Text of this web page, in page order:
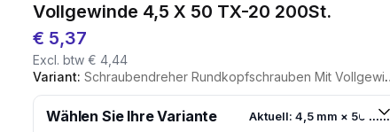
Vollgewinde 4,5 X 50 TX-20 200St.
€ 5,37
Excl. btw € 4,44
Variant: Schraubendreher Rundkopfschrauben Mit Vollgewinde 4,5 X 50 TX-20 200St.
Wählen Sie Ihre Variante Aktuell: 4,5 mm × 50 mm